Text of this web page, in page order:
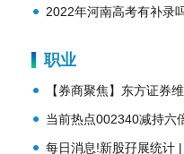
次分数线
2022年河南高考有补录
职业
【券商聚焦】东方证券
入”评级 目标价210.40
当前热点002340减持六
每日消息!新股孖展统计